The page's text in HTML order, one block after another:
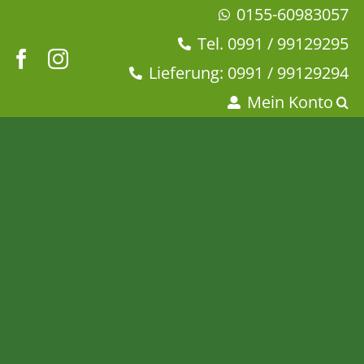
springen
0155-60983057
Tel. 0991 / 99129295
Lieferung: 0991 / 99129294
Mein Konto